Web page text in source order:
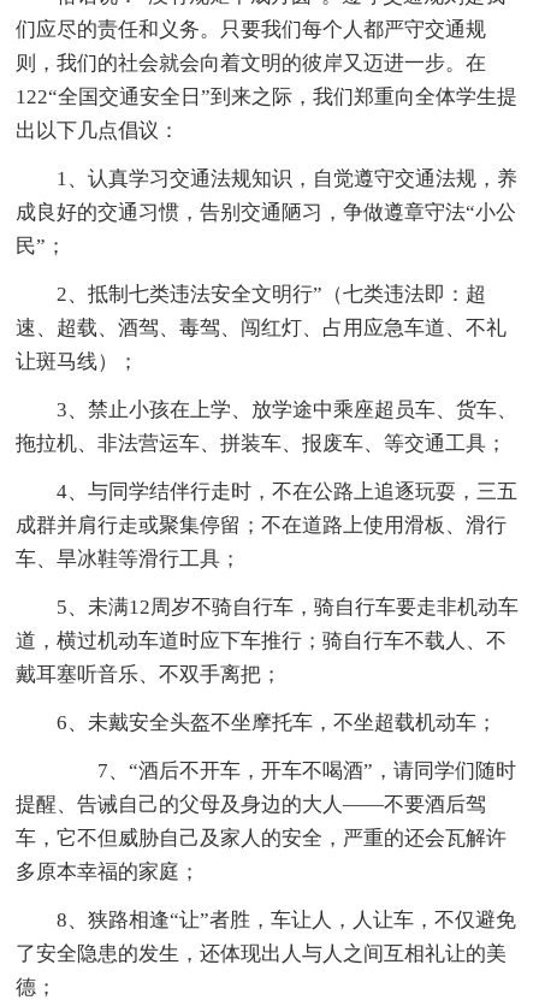
们应尽的责任和义务。只要我们每个人都严守交通规
则，我们的社会就会向着文明的彼岸又迈进一步。在
122“全国交通安全日”到来之际，我们郑重向全体学生提
出以下几点倡议：
1、认真学习交通法规知识，自觉遵守交通法规，养
成良好的交通习惯，告别交通陋习，争做遵章守法“小公
民”；
2、抵制七类违法安全文明行”（七类违法即：超
速、超载、酒驾、毒驾、闯红灯、占用应急车道、不礼
让斑马线）；
3、禁止小孩在上学、放学途中乘座超员车、货车、
拖拉机、非法营运车、拼装车、报废车、等交通工具；
4、与同学结伴行走时，不在公路上追逐玩耍，三五
成群并肩行走或聚集停留；不在道路上使用滑板、滑行
车、旱冰鞋等滑行工具；
5、未满12周岁不骑自行车，骑自行车要走非机动车
道，横过机动车道时应下车推行；骑自行车不载人、不
戴耳塞听音乐、不双手离把；
6、未戴安全头盔不坐摩托车，不坐超载机动车；
7、“酒后不开车，开车不喝酒”，请同学们随时
提醒、告诫自己的父母及身边的大人——不要酒后驾
车，它不但威胁自己及家人的安全，严重的还会瓦解许
多原本幸福的家庭；
8、狭路相逢“让”者胜，车让人，人让车，不仅避免
了安全隐患的发生，还体现出人与人之间互相礼让的美
德；